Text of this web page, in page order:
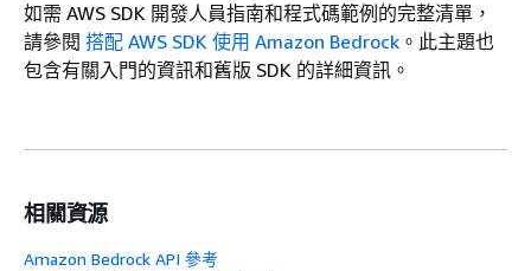
如需 AWS SDK 開發人員指南和程式碼範例的完整清單，
請參閱 搭配 AWS SDK 使用 Amazon Bedrock 。此主題也
包含有關入門的資訊和舊版 SDK 的詳細資訊。
相關資源
Amazon Bedrock API 參考